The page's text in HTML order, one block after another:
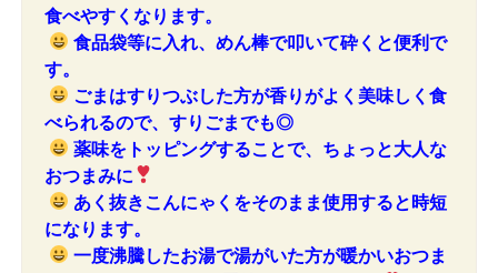
食べやすくなります。
食品袋等に入れ、めん棒で叩いて砕くと便利で
す。
ごまはすりつぶした方が香りがよく美味しく食
べられるので、すりごまでも◎
薬味をトッピングすることで、ちょっと大人な
おつまみに
あく抜きこんにゃくをそのまま使用すると時短
になります。
一度沸騰したお湯で湯がいた方が暖かいおつま